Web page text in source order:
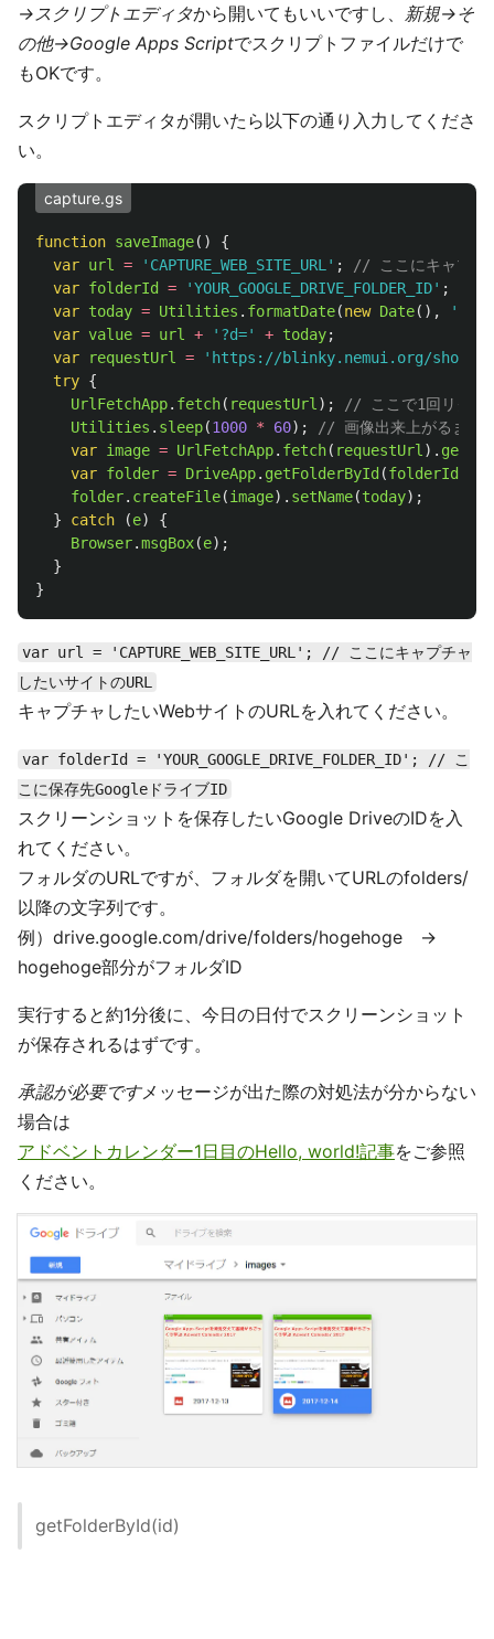
→スクリプトエディタから開いてもいいですし、 新規→そ
の他→Google Apps Scriptでスクリプトファイルだけで
もOKです。
スクリプトエディタが開いたら以下の通り入力してくださ
い。
capture.gs
function saveImage()
{
var url = ' CAPTURE_WEB_SITE_URL ' ;
// ここにキャプチ
var folderId = 'YOUR_GOOGLE_DRIVE_FOLDER_ID' ;
var today = Utilities . formatDate(new Date(), '
var value = url + ' ?d=' + today;
var
requestUrl = ' https://blinky.nemui.org/
try {
UrlFetchApp. fetch( requestUrl );
// ここで1回リクエ
Utilities . sleep(1000 * 60);
// 画像出来上がるまで1
var image = UrlFetchApp. fetch( requestUrl ).
var folder = DriveApp. getFolderById (folderId
folder. createFile(image). setName(today);
}
catch (e)
{
Browser.msgBox(e);
}
}
var url = 'CAPTURE_WEB_SITE_URL'; // ここにキャプチャ
したいサイトのURL
キャプチャしたいWebサイトのURLを入れてください。
var folderId = 'YOUR_GOOGLE_DRIVE_FOLDER_ID'; // こ
こに保存先GoogleドライブID
スクリーンショットを保存したいGoogle DriveのIDを入
れてください。
フォルダのURLですが、フォルダを開いてURLのfolders/
以降の文字列です。
例）drive.google.com/drive/folders/hogehoge →
hogehoge部分がフォルダID
実行すると約1分後に、今日の日付でスクリーンショット
が保存されるはずです。
承認が必要ですメッセージが出た際の対処法が分からない
場合は
アドベントカレンダー1日目のHello, world!記事をご参照
ください。
getFolderById(id)